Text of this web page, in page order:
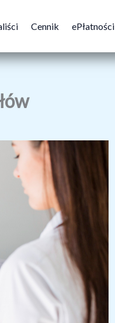
Cennik ePłatności